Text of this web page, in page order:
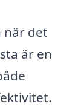
när det
är en